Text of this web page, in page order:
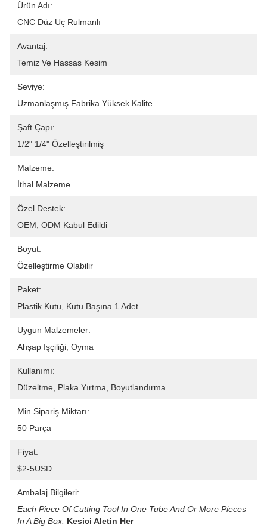
Ürün Adı:
CNC Düz Uç Rulmanlı
Avantaj:
Temiz Ve Hassas Kesim
Seviye:
Uzmanlaşmış Fabrika Yüksek Kalite
Şaft Çapı:
1/2" 1/4" Özelleştirilmiş
Malzeme:
İthal Malzeme
Özel Destek:
OEM, ODM Kabul Edildi
Boyut:
Özelleştirme Olabilir
Paket:
Plastik Kutu, Kutu Başına 1 Adet
Uygun Malzemeler:
Ahşap Işçiliği, Oyma
Kullanımı:
Düzeltme, Plaka Yırtma, Boyutlandırma
Min Sipariş Miktarı:
50 Parça
Fiyat:
$2-5USD
Ambalaj Bilgileri:
Each Piece Of Cutting Tool In One Tube And Or More Pieces
In A Big Box. Kesici Aletin Her